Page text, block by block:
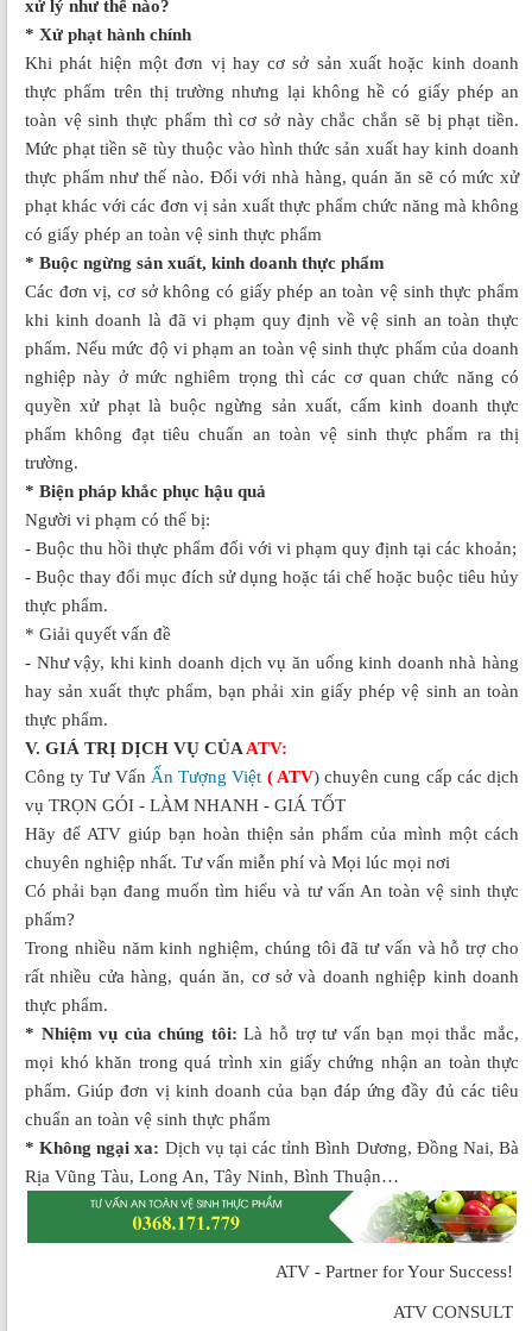
xử lý như thế nào?
* Xử phạt hành chính
Khi phát hiện một đơn vị hay cơ sở sản xuất hoặc kinh doanh
thực phẩm trên thị trường nhưng lại không hề có giấy phép an
toàn vệ sinh thực phẩm thì cơ sở này chắc chắn sẽ bị phạt tiền.
Mức phạt tiền sẽ tùy thuộc vào hình thức sản xuất hay kinh doanh
thực phẩm như thế nào. Đối với nhà hàng, quán ăn sẽ có mức xử
phạt khác với các đơn vị sản xuất thực phẩm chức năng mà không
có giấy phép an toàn vệ sinh thực phẩm
* Buộc ngừng sản xuất, kinh doanh thực phẩm
Các đơn vị, cơ sở không có giấy phép an toàn vệ sinh thực phẩm
khi kinh doanh là đã vi phạm quy định về vệ sinh an toàn thực
phẩm. Nếu mức độ vi phạm an toàn vệ sinh thực phẩm của doanh
nghiệp này ở mức nghiêm trọng thì các cơ quan chức năng có
quyền xử phạt là buộc ngừng sản xuất, cấm kinh doanh thực
phẩm không đạt tiêu chuẩn an toàn vệ sinh thực phẩm ra thị
trường.
* Biện pháp khắc phục hậu quả
Người vi phạm có thể bị:
- Buộc thu hồi thực phẩm đối với vi phạm quy định tại các khoản;
- Buộc thay đổi mục đích sử dụng hoặc tái chế hoặc buộc tiêu hủy
thực phẩm.
* Giải quyết vấn đề
- Như vậy, khi kinh doanh dịch vụ ăn uống kinh doanh nhà hàng
hay sản xuất thực phẩm, bạn phải xin giấy phép vệ sinh an toàn
thực phẩm.
V. GIÁ TRỊ DỊCH VỤ CỦA ATV:
Công ty Tư Vấn Ấn Tượng Việt ( ATV) chuyên cung cấp các dịch
vụ TRỌN GÓI - LÀM NHANH - GIÁ TỐT
Hãy để ATV giúp bạn hoàn thiện sản phẩm của mình một cách
chuyên nghiệp nhất. Tư vấn miễn phí và Mọi lúc mọi nơi
Có phải bạn đang muốn tìm hiểu và tư vấn An toàn vệ sinh thực
phẩm?
Trong nhiều năm kinh nghiệm, chúng tôi đã tư vấn và hỗ trợ cho
rất nhiều cửa hàng, quán ăn, cơ sở và doanh nghiệp kinh doanh
thực phẩm.
* Nhiệm vụ của chúng tôi:Là hỗ trợ tư vấn bạn mọi thắc mắc,
mọi khó khăn trong quá trình xin giấy chứng nhận an toàn thực
phẩm. Giúp đơn vị kinh doanh của bạn đáp ứng đầy đủ các tiêu
chuẩn an toàn vệ sinh thực phẩm
* Không ngại xa: Dịch vụ tại các tỉnh Bình Dương, Đồng Nai, Bà
Rịa Vũng Tàu, Long An, Tây Ninh, Bình Thuận…
ATV - Partner for Your Success!
ATV CONSULT